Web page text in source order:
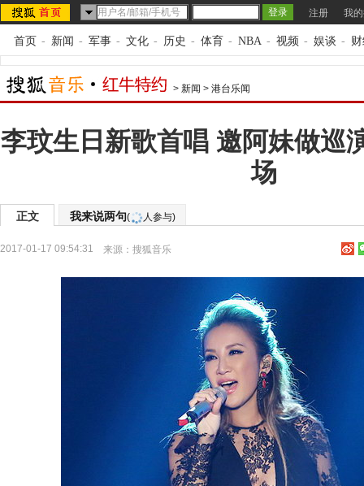
注册 我
首页 - 新闻 - 军事 - 文化 - 历史 - 体育 - NBA - 视频 - 娱谈 -
> 新闻 > 港台乐闻
李玟生日新歌首唱 邀阿妹做巡
场
正文 我来说两句( 人参与)
2017-01-17 09:54:31 来源： 搜狐音乐